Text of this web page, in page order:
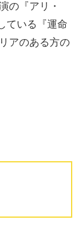
の『アリ・
ている『運命
アのある方の